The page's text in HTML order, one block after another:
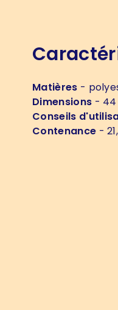
Matières -
Dimensions - 44
Conseils
Contenance -